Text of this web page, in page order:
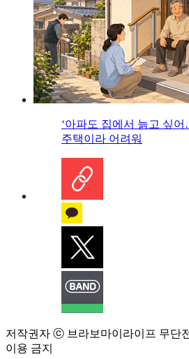
‘아파도 집에서 늙고 싶
주택이라 어려워
저작권자 ⓒ 브라보마이라이프 무단
이용 금지